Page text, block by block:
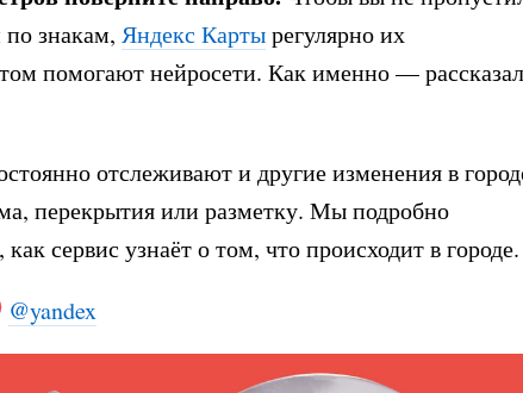
знакам, Яндекс Картырегулярно их
помогают нейросети. Как именно —
отслеживают и другие изменения в
перекрытия или разметку. Мы подробно
сервис узнаёт о том, что происходит в городе.
@yandex